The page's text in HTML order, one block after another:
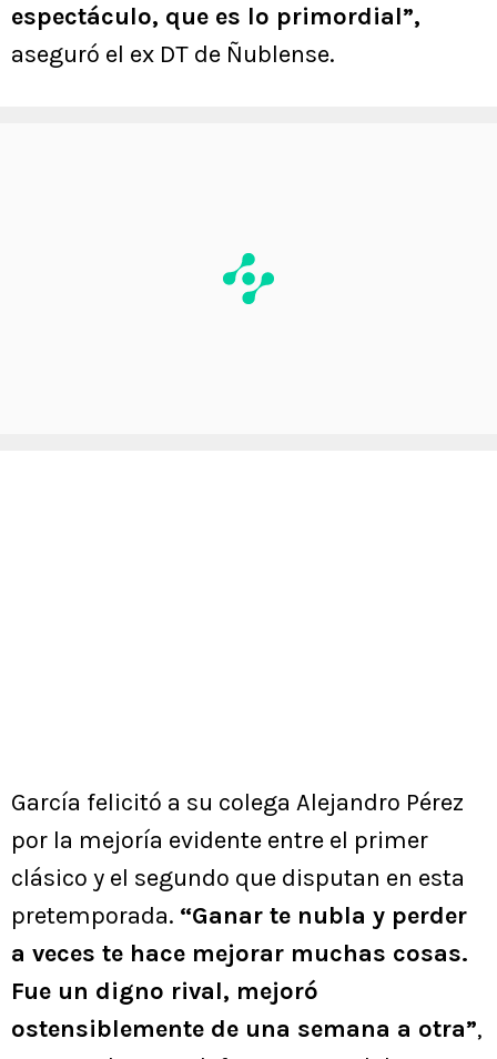
espectáculo, que es lo primordial”,
aseguró el ex DT de Ñublense.
García felicitó a su colega Alejandro Pérez
por la mejoría evidente entre el primer
clásico y el segundo que disputan en esta
pretemporada. “Ganar te nubla y perder
a veces te hace mejorar muchas cosas.
Fue un digno rival, mejoró
ostensiblemente de una semana a otra”,